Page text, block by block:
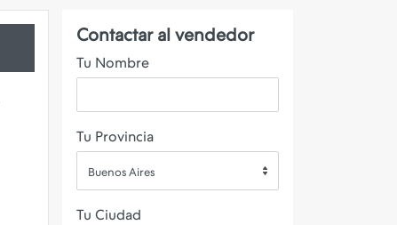
Contactar al vendedor
Tu Nombre
Tu Provincia
Buenos Aires
Tu Ciudad